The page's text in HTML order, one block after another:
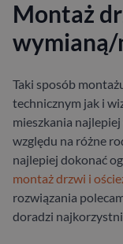
Montaż
wymianą/
Taki sposób
technicznym jak i
mieszkania
względu na różne
najlepiej dokonać
montaż drzwi i
rozwiązania
doradzi